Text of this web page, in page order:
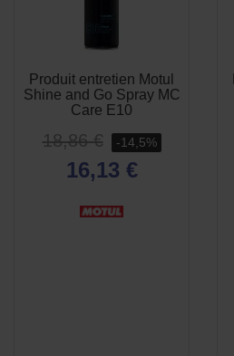
Produit entretien Motul
Shine and Go Spray MC
Care E10
18,86 € -14,5%
16,13 €
APERÇU
RAPIDE